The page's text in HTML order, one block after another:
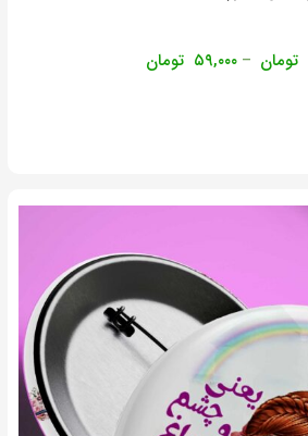
تومان – ۵۹,۰۰۰ تومان